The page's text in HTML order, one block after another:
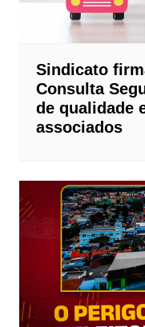
Sindicato
Consulta
de qualidade
associados